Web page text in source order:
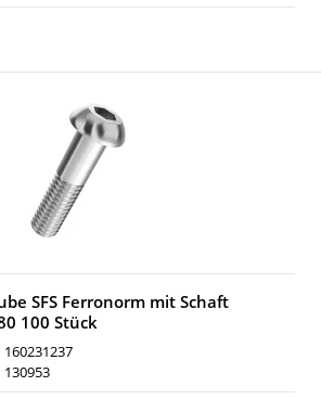
SFS Ferronorm mit Schaft
100 Stück
160231237
130953